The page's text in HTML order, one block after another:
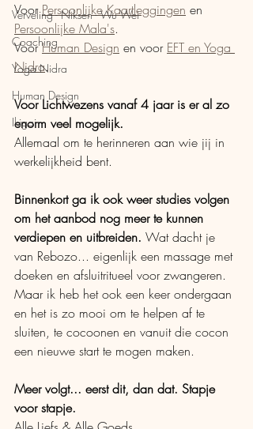
Verveling - Niksen - Wu Wei
Coaching
Yoga Nidra
Human Design
Ikigai
Voor Persoonlijke Kaartleggingen en
Persoonlijke Mala's.
Voor Human Design en voor EFT en Yoga
Nidra.
Voor Lichtwezens vanaf 4 jaar is er al zo
enorm veel mogelijk.
Allemaal om te herinneren aan wie jij in
werkelijkheid bent.
Binnenkort ga ik ook weer studies volgen
om het aanbod nog meer te kunnen
verdiepen en uitbreiden. Wat dacht je
van Rebozo... eigenlijk een massage met
doeken en afsluitritueel voor zwangeren.
Maar ik heb het ook een keer ondergaan
en het is zo mooi om te helpen af te
sluiten, te cocoonen en vanuit die cocon
een nieuwe start te mogen maken.
Meer volgt... eerst dit, dan dat. Stapje
voor stapje.